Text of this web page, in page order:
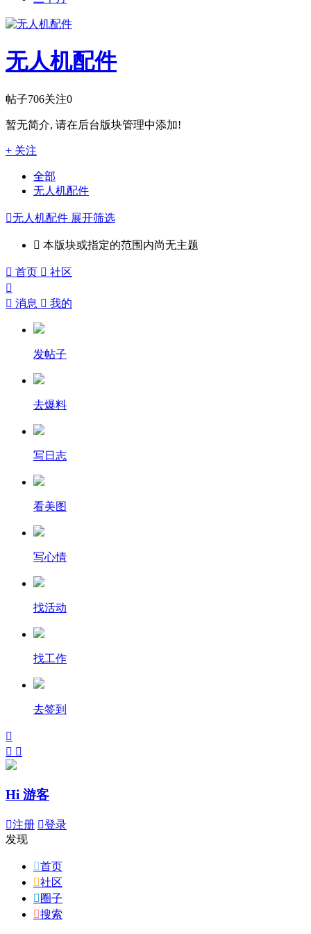
无人机配件
帖子706关注0
暂无简介, 请在后台版块管理中添加!
+ 关注
全部
无人机配件
无人机配件 展开筛选
 本版块或指定的范围内尚无主题
 首页  社区

 消息  我的
发帖子
去爆料
写日志
看美图
写心情
找活动
找工作
去签到

 
Hi 游客
注册 登录
发现
首页
社区
 圈子
搜索